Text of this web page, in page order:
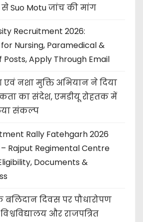
Suo Motu जांच की मांग
Recruitment 2026:
Nursing, Paramedical &
Apply Through Email
एवं नशा मुक्ति अभियान ने दिया
का संदेश, एमडीयू रोहतक में
संकल्प
Rally Fatehgarh 2026
Rajput Regimental Centre
Documents &
बलिदान दिवस पर पौधारोपण
और राजपत्रित